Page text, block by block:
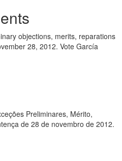
objections, merits, reparations
28, 2012. Vote García
Preliminares, Mérito,
de 28 de novembro de 2012.